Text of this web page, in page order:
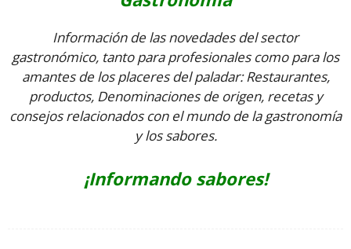
Información de las novedades del sector
gastronómico, tanto para profesionales como para los
amantes de los placeres del paladar: Restaurantes,
productos, Denominaciones de origen, recetas y
consejos relacionados con el mundo de la gastronomía
y los sabores.
¡Informando sabores!